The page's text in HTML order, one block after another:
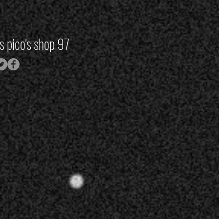
pico's shop 97